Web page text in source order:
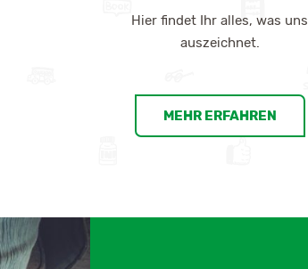
Hier findet Ihr alles, was uns
auszeichnet.
MEHR ERFAHREN